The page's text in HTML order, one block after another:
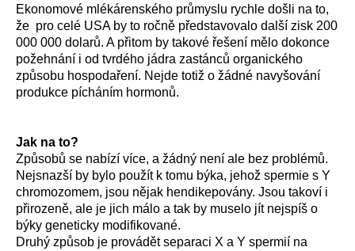
Ekonomové mlékárenského průmyslu rychle došli na to,
že pro celé USA by to ročně představovalo další zisk 200
000 000 dolarů. A přitom by takové řešení mělo dokonce
požehnání i od tvrdého jádra zastánců organického
způsobu hospodaření. Nejde totiž o žádné navyšování
produkce pícháním hormonů.
Jak na to?
Způsobů se nabízí více, a žádný není ale bez problémů.
Nejsnazší by bylo použít k tomu býka, jehož spermie s Y
chromozomem, jsou nějak hendikepovány. Jsou takoví i
přirozeně, ale je jich málo a tak by muselo jít nejspíš o
býky geneticky modifikované.
Druhý způsob je provádět separaci X a Y spermií na